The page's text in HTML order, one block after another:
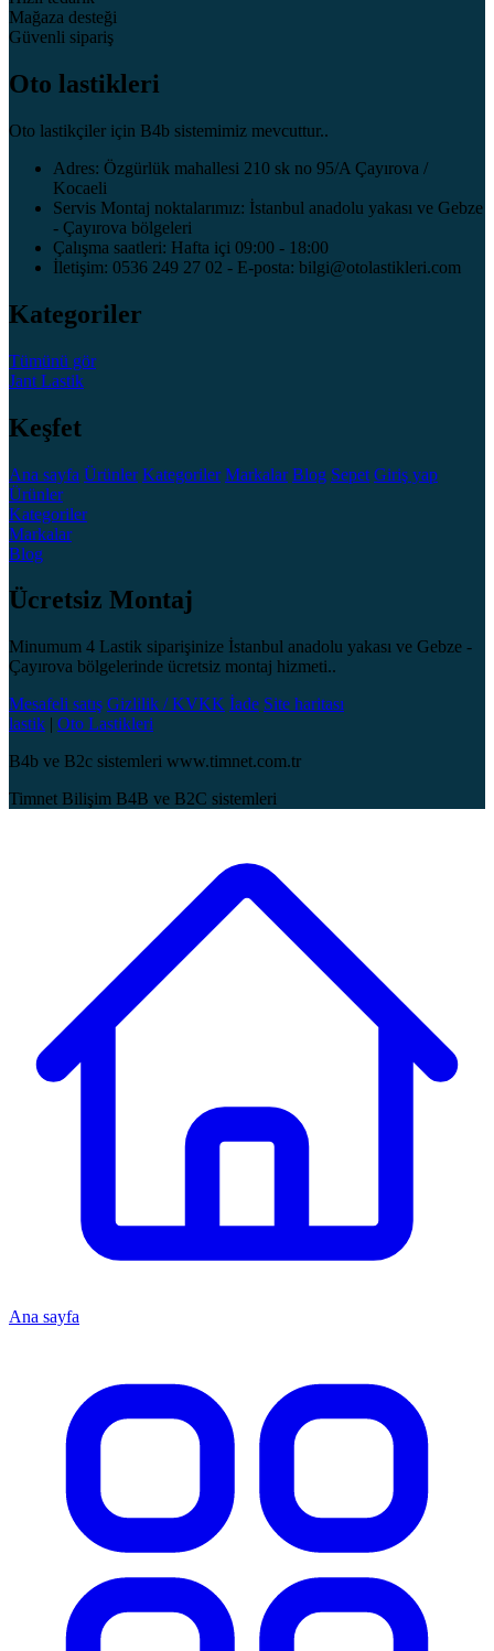
Mağaza desteği
Güvenli sipariş
Oto lastikleri
Oto lastikçiler için B4b sistemimiz mevcuttur..
Adres: Özgürlük mahallesi 210 sk no 95/A Çayırova /
Kocaeli
Servis Montaj noktalarımız: İstanbul anadolu yakası ve Gebze
- Çayırova bölgeleri
Çalışma saatleri: Hafta içi 09:00 - 18:00
İletişim: 0536 249 27 02 - E-posta: bilgi@otolastikleri.com
Kategoriler
Tümünü gör
Jant Lastik
Keşfet
Ana sayfa Ürünler Kategoriler Markalar Blog Sepet Giriş yap
Ürünler
Kategoriler
Markalar
Blog
Ücretsiz Montaj
Minumum 4 Lastik siparişinize İstanbul anadolu yakası ve Gebze -
Çayırova bölgelerinde ücretsiz montaj hizmeti..
Mesafeli satış Gizlilik / KVKK İade Site haritası
lastik | Oto Lastikleri
B4b ve B2c sistemleri www.timnet.com.tr
Timnet Bilişim B4B ve B2C sistemleri
Ana sayfa